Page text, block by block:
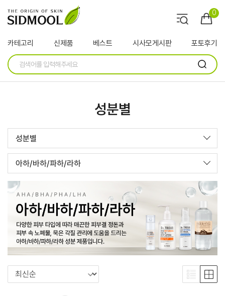
0
카테고리 신제품 베스트 시사모게시판 포토후기
성분별
성분별
아하/바하/파하/라하